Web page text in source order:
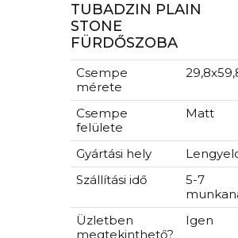
TUBADZIN PLAIN
STONE
FÜRDŐSZOBA
Csempe
mérete
Csempe
felülete
Matt
Gyártási hely
Szállítási idő
5-7
Üzletben
megtekinthető?
Igen